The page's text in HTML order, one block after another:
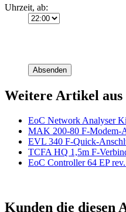
Uhrzeit, ab:
Absenden
Weitere Artikel
EoC Network Analyser
MAK 200-80 F-Modem-
EVL 340 F-Quick-
TCFA HQ 1,5m F-
EoC Controller 64 EP
Kunden die diesen